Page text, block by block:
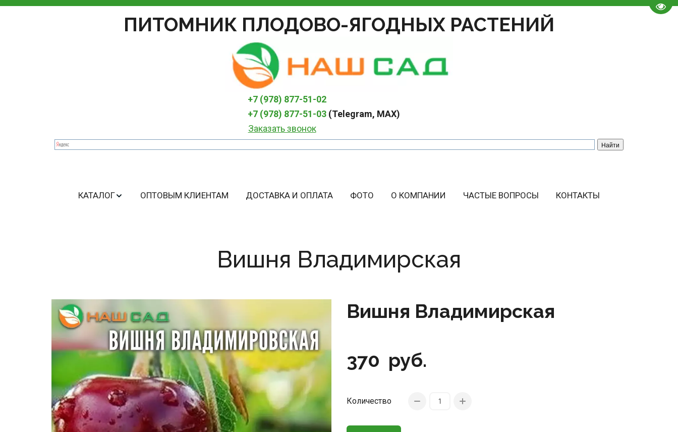
ПИТОМНИК ПЛОДОВО-ЯГОДНЫХ РАСТЕНИЙ
+7 (978) 877-51-02
+7 (978) 877-51-03 (Telegram, MAX)
Заказать звонок
КАТАЛОГ ОПТОВЫМ КЛИЕНТАМ ДОСТАВКА И ОПЛАТА ФОТО О КОМПАНИИ ЧАСТЫЕ ВОПРОСЫ КОНТАКТЫ
Вишня Владимирская
Вишня Владимирская
370 руб.
Количество